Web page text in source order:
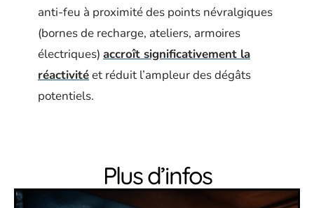
anti-feu à proximité des points névralgiques
(bornes de recharge, ateliers, armoires
électriques) accroît significativement la
réactivitéet réduit l’ampleur des dégâts
potentiels.
Plus d’infos